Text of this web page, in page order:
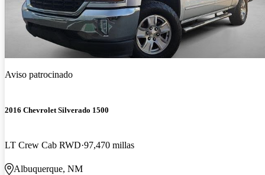
Aviso patrocinado
2016 Chevrolet Silverado 1500
LT Crew Cab RWD 97,470 millas
Albuquerque, NM